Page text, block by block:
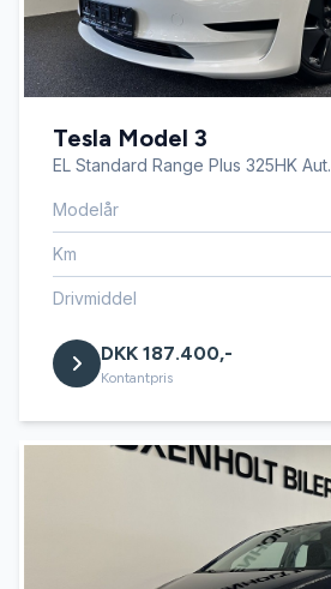
Tesla Model 3
EL Standard Range Plus 325HK Aut.
Modelår
Km
Drivmiddel
DKK 187.400,-
Kontantpris